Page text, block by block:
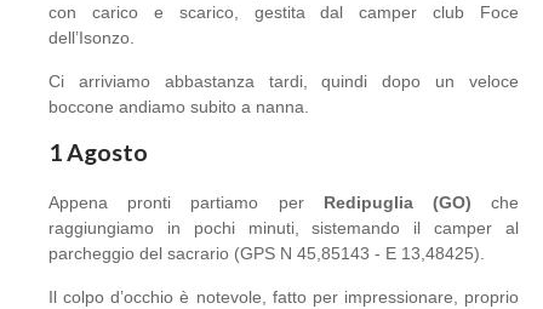
con carico e scarico, gestita dal camper club Foce
dell’Isonzo.
Ci arriviamo abbastanza tardi, quindi dopo un veloce
boccone andiamo subito a nanna.
1 Agosto
Appena pronti partiamo per Redipuglia (GO) che
raggiungiamo in pochi minuti, sistemando il camper al
parcheggio del sacrario (GPS N 45,85143 - E 13,48425).
Il colpo d’occhio è notevole, fatto per impressionare, proprio